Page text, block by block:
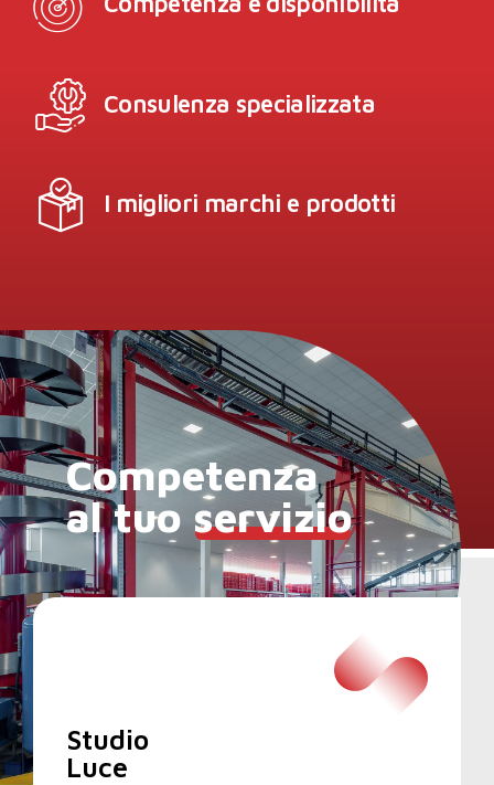
Consulenza specializzata
I migliori marchi e prodotti
Competenza
al tuo servizio
Studio
Luce